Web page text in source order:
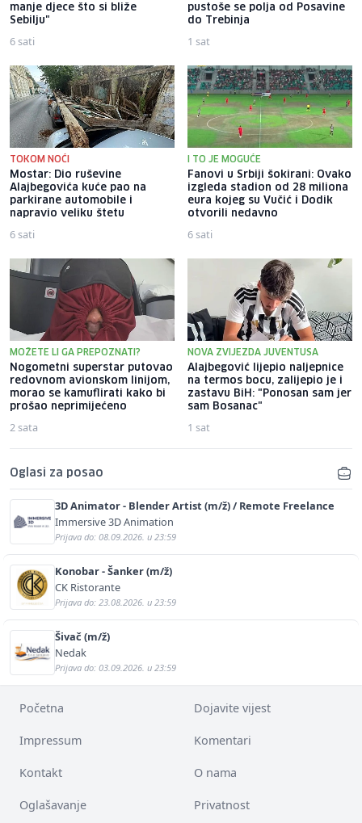
manje djece što si bliže
Sebilju"
6 sati
pustoše se polja od Posavine
do Trebinja
1 sat
TOKOM NOĆI
Mostar: Dio ruševine
Alajbegovića kuće pao na
parkirane automobile i
napravio veliku štetu
6 sati
I TO JE MOGUĆE
Fanovi u Srbiji šokirani: Ovako
izgleda stadion od 28 miliona
eura kojeg su Vučić i Dodik
otvorili nedavno
6 sati
MOŽETE LI GA PREPOZNATI?
Nogometni superstar putovao
redovnom avionskom linijom,
morao se kamuflirati kako bi
prošao neprimijećeno
2 sata
NOVA ZVIJEZDA JUVENTUSA
Alajbegović lijepio naljepnice
na termos bocu, zalijepio je i
zastavu BiH: "Ponosan sam jer
sam Bosanac"
1 sat
Oglasi za posao
3D Animator - Blender Artist (m/ž) / Remote Freelance
Immersive 3D Animation
Prijava do: 08.09.2026. u 23:59
Konobar - Šanker (m/ž)
CK Ristorante
Prijava do: 23.08.2026. u 23:59
Šivač (m/ž)
Nedak
Prijava do: 03.09.2026. u 23:59
Početna Dojavite vijest
Impressum Komentari
Kontakt O nama
Oglašavanje Privatnost